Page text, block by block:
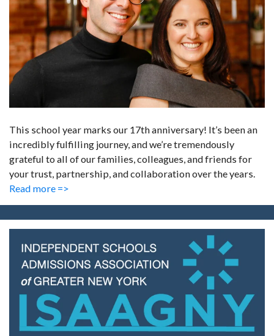
This school year marks our 17th anniversary! It’s been an
incredibly fulfilling journey, and we’re tremendously
grateful to all of our families, colleagues, and friends for
your trust, partnership, and collaboration over the years.
Read more =>